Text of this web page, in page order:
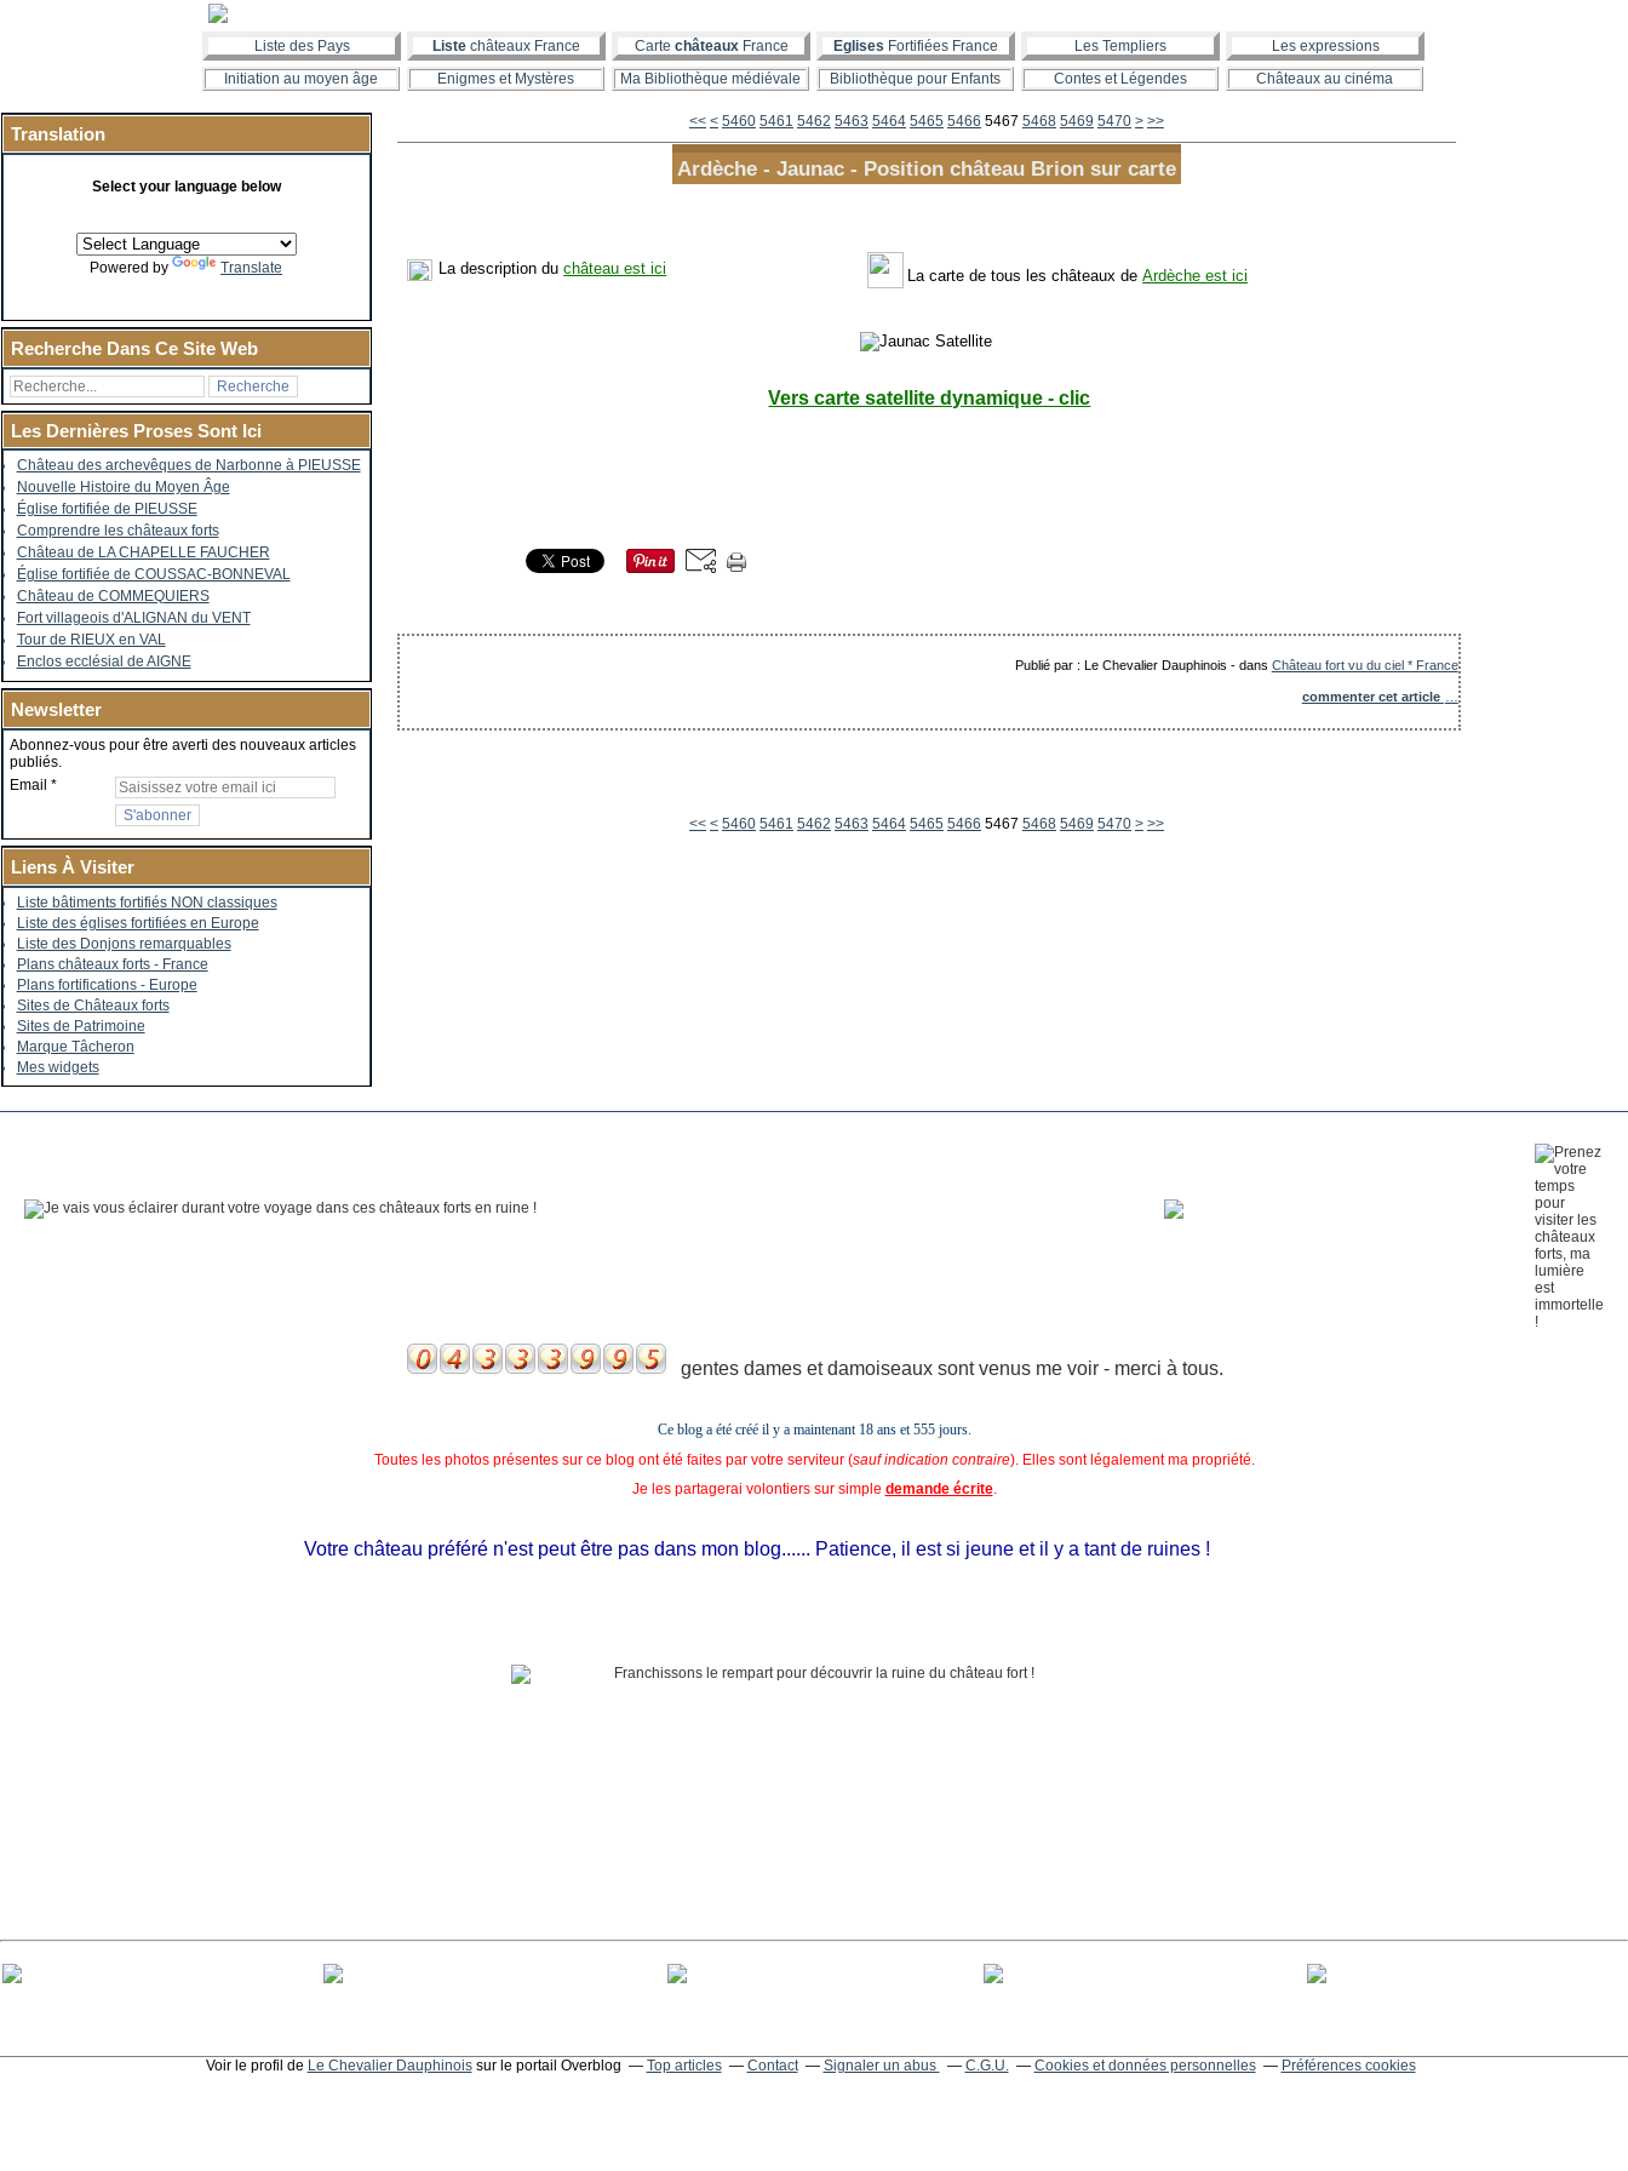
Liste des Pays Liste châteaux France Carte châteauxFrance Eglises Fortifiées France Les Templiers
Les expressions
Initiation au moyen âge
Enigmes et Mystères Ma Bibliothèque médiévale Bibliothèque pour Enfants Contes et Légendes Châteaux au cinéma
Translation
Select your language below
Powered by Translate
Recherche Dans Ce Site Web
Les Dernières Proses Sont Ici
Château des archevêques de Narbonne à PIEUSSE
Nouvelle Histoire du Moyen Âge
Église fortifiée de PIEUSSE
Comprendre les châteaux forts
Château de LA CHAPELLE FAUCHER
Église fortifiée de COUSSAC-BONNEVAL
Château de COMMEQUIERS
Fort villageois d'ALIGNAN du VENT
Tour de RIEUX en VAL
Enclos ecclésial de AIGNE
Newsletter
Abonnez-vous pour être averti des nouveaux articles
publiés.
Email
Liens À Visiter
Liste bâtiments fortifiés NON classiques
Liste des églises fortifiées en Europe
Liste des Donjons remarquables
Plans châteaux forts - France
Plans fortifications - Europe
Sites de Châteaux forts
Sites de Patrimoine
Marque Tâcheron
Mes widgets
<< < 5400
5410
5420
5430
5440
5450
5460 5461 5462 5463 5464 5465 5466 5467 5468 5469 5470 5480
5490
5500
5600
> >>
Ardèche - Jaunac - Position château Brion sur carte
La description duchâteau est ici La carte de tous les châteaux deArdèche est ici
Vers carte satellite dynamique - clic
Publié par : Le Chevalier Dauphinois -dans Château fort vu du ciel * France
commenter cet article
<< < 5400
5410
5420
5430
5440
5450
5460 5461 5462 5463 5464 5465 5466 5467 5468 5469 5470 5480
5490
5500
5600
> >>
gentes dames et damoiseaux sont venus me voir - merci à tous.
Ce blog a été créé il y a maintenant 18 ans et555 jours.
Toutes les photos présentes sur ce blog ont été faites par votre serviteur (sauf indication contraire). Elles sont légalement ma propriété.
Je les partagerai volontiers sur simple demande écrite.
Votre château préféré n'est peut être pas dans mon blog...... Patience, il est si jeune et il y a tant de ruines !
Voir le profil de Le Chevalier Dauphinoissur le portail Overblog Top articles Contact Signaler un abus C.G.U. Cookies et données personnelles Préférences cookies